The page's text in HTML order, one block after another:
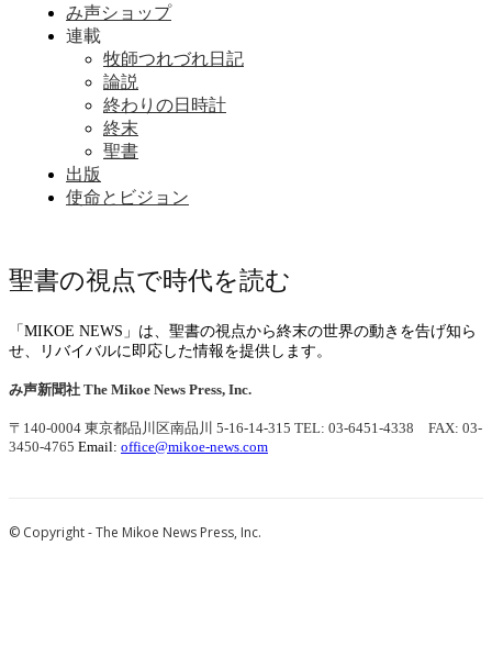
み声ショップ
連載
牧師つれづれ日記
論説
終わりの日時計
終末
聖書
出版
使命とビジョン
聖書の視点で時代を読む
「MIKOE NEWS」は、聖書の視点から終末の世界の動きを告げ知ら
せ、リバイバルに即応した情報を提供します。
み声新聞社 The Mikoe News Press, Inc.
〒140-0004 東京都品川区南品川 5-16-14-315 TEL: 03-6451-4338 FAX: 03-
3450-4765 Email: office@mikoe-news.com
© Copyright - The Mikoe News Press, Inc.